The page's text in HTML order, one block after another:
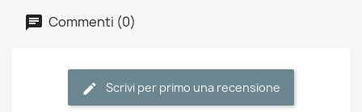
Commenti (0)
Scrivi per primo una recensione